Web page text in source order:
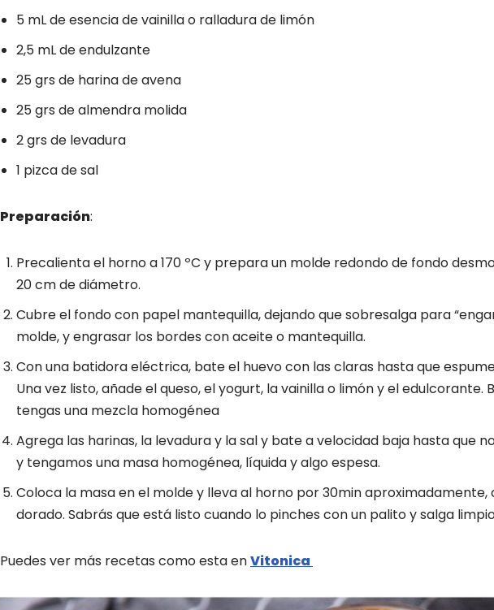
5 mL de esencia de vainilla o ralladura de limón
2,5 mL de endulzante
25 grs de harina de avena
25 grs de almendra molida
2 grs de levadura
1 pizca de sal
Preparación:
Precalienta el horno a 170 ºC y prepara un molde redondo de fondo
20 cm de diámetro.
Cubre el fondo con papel mantequilla, dejando que sobresalga para
molde, y engrasar los bordes con aceite o mantequilla.
Con una batidora eléctrica, bate el huevo con las claras hasta que
Una vez listo, añade el queso, el yogurt, la vainilla o limón y el edulcorante.
tengas una mezcla homogénea
Agrega las harinas, la levadura y la sal y bate a velocidad baja hasta que
y tengamos una masa homogénea, líquida y algo espesa.
Coloca la masa en el molde y lleva al horno por 30min aproximadamente,
dorado. Sabrás que está listo cuando lo pinches con un palito y salga
Puedes ver más recetas como esta enVitonica